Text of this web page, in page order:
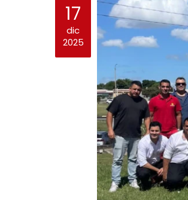
17
dic
2025